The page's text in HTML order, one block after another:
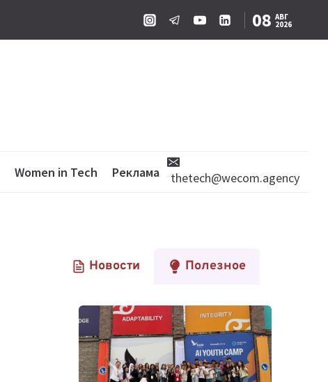
08 АВГ
2026
Women in Tech Реклама thetech@wecom.agency
Новости Полезное